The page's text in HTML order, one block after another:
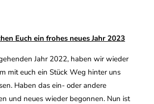
Euch ein frohes neues Jahr 2023
Jahr 2022, haben wir wieder
mit euch ein Stück Weg hinter uns
Haben das ein- oder andere
und neues wieder begonnen. Nun ist